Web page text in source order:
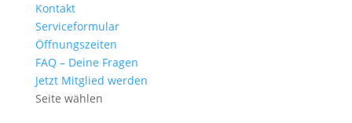
Kontakt
Serviceformular
Öffnungszeiten
FAQ – Deine Fragen
Jetzt Mitglied werden
Seite wählen